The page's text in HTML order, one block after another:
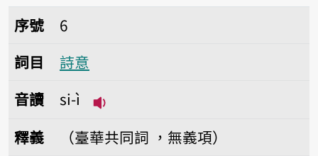
序號6詩意
序號
6
詞目
詩意
音讀
si-ì
釋義
（臺華共同詞 ，無義項）